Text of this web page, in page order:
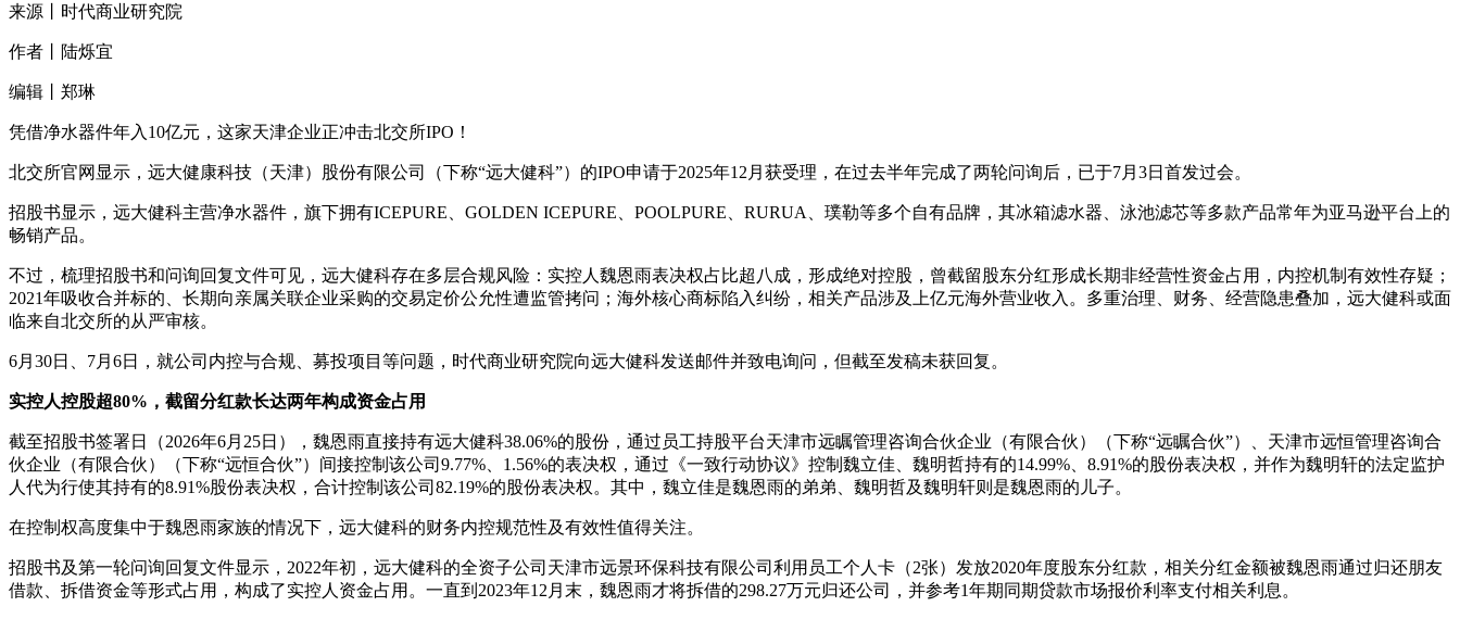
来源丨时代商业研究院
作者丨陆烁宜
编辑丨郑琳
凭借净水器件年入10亿元，这家天津企业正冲击北交所IPO！
北交所官网显示，远大健康科技（天津）股份有限公司（下称“远大健科”）的IPO申请于2025年12月获受理，在过去半年完成了两轮问询后，已于7月3日首发过会。
招股书显示，远大健科主营净水器件，旗下拥有ICEPURE、GOLDEN ICEPURE、POOLPURE、RURUA、璞勒等多个自有品牌，其冰箱滤水器、泳池滤芯等多款产品常年为亚马逊平台上的
畅销产品。
不过，梳理招股书和问询回复文件可见，远大健科存在多层合规风险：实控人魏恩雨表决权占比超八成，形成绝对控股，曾截留股东分红形成长期非经营性资金占用，内控机制有效性存疑；
2021年吸收合并标的、长期向亲属关联企业采购的交易定价公允性遭监管拷问；海外核心商标陷入纠纷，相关产品涉及上亿元海外营业收入。多重治理、财务、经营隐患叠加，远大健科或面
临来自北交所的从严审核。
6月30日、7月6日，就公司内控与合规、募投项目等问题，时代商业研究院向远大健科发送邮件并致电询问，但截至发稿未获回复。
实控人控股超80%，截留分红款长达两年构成资金占用
截至招股书签署日（2026年6月25日），魏恩雨直接持有远大健科38.06%的股份，通过员工持股平台天津市远瞩管理咨询合伙企业（有限合伙）（下称“远瞩合伙”）、天津市远恒管理咨询合
伙企业（有限合伙）（下称“远恒合伙”）间接控制该公司9.77%、1.56%的表决权，通过《一致行动协议》控制魏立佳、魏明哲持有的14.99%、8.91%的股份表决权，并作为魏明轩的法定监护
人代为行使其持有的8.91%股份表决权，合计控制该公司82.19%的股份表决权。其中，魏立佳是魏恩雨的弟弟、魏明哲及魏明轩则是魏恩雨的儿子。
在控制权高度集中于魏恩雨家族的情况下，远大健科的财务内控规范性及有效性值得关注。
招股书及第一轮问询回复文件显示，2022年初，远大健科的全资子公司天津市远景环保科技有限公司利用员工个人卡（2张）发放2020年度股东分红款，相关分红金额被魏恩雨通过归还朋友
借款、拆借资金等形式占用，构成了实控人资金占用。一直到2023年12月末，魏恩雨才将拆借的298.27万元归还公司，并参考1年期同期贷款市场报价利率支付相关利息。